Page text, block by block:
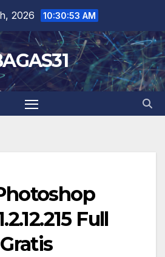
2026 10:30:54 AM
Full